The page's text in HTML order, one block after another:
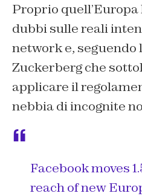
Proprio
dubbi sulle reali
network e, seguendo
Zuckerberg che
applicare il
nebbia di incognite
Facebook moves
reach of new